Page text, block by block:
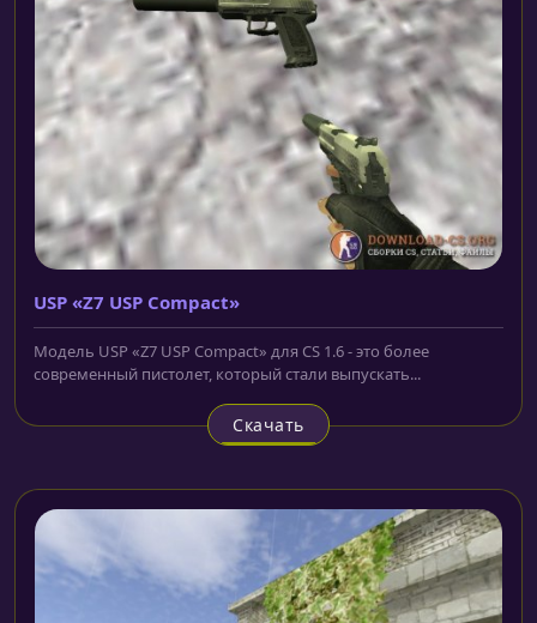
USP «Z7 USP Compact»
Модель USP «Z7 USP Compact» для CS 1.6 - это более
современный пистолет, который стали выпускать...
Скачать